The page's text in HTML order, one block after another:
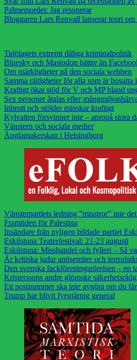
Palmemordet: Jag resonerar
Bloggaren Lars Renvall lanserar teori
Tidölagets extremt dåliga kriminalpolitik
Bluesky och Mastodon bättre än
Om märkligheter på den sociala webben
Samma rättigheter för alla som är bosatta
Kraftigt ökat stöd för V och MP bland
Sex personer åtalas efter
Inbrott och stölder minskar kraftigt
Kylvatten försvinner inte – apropå stora
Vänstern och sociala medier
Änglamakerskan i Helsingborg
Vänsterpartiets ledning ”misstror” inte
Framtiden för Palestina
Insändare från nyligen bildade partiet
Eskilstuna Teaterfestival: 21-23 augusti
Eskilstuna: Misshandel och fylleri – Så
Är kritiska judar antisemiter och
Den svenska fackföreningsrörelsen – en
Kristerssons andre glömske
Ett postnummer ska inte avgöra om du
Trump har blivit fyrstjärnig general